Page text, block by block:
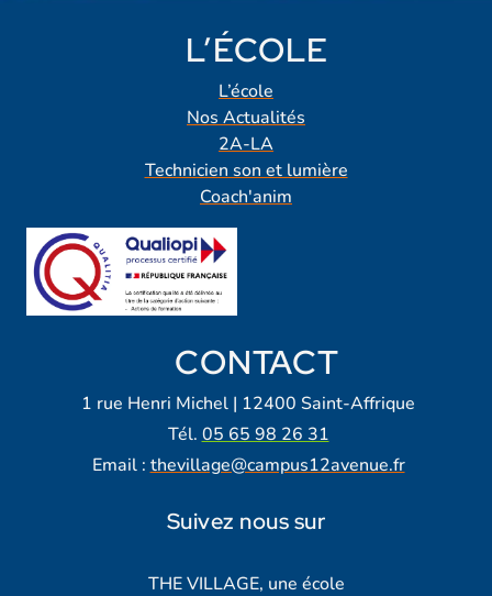
L’ÉCOLE
L’école
Nos Actualités
2A-LA
Technicien son et lumière
Coach'anim
CONTACT
1 rue Henri Michel | 12400 Saint-Affrique
Tél. 05 65 98 26 31
Email : thevillage@campus12avenue.fr
Suivez nous sur
THE VILLAGE, une école